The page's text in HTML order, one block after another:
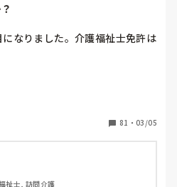
なりました。介護福祉士免許は
の資格を勧められます。なんと
専門士の資格は興味がありま
にあてて受験したいなと考えて
81 ・ 03/05
祉士, 訪問介護